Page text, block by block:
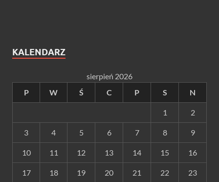
KALENDARZ
sierpień 2026
P
W Ś C P S N
1 2
3 4 5 6 7 8 9
10 11 12 13 14 15 16
17 18 19 20 21 22 23